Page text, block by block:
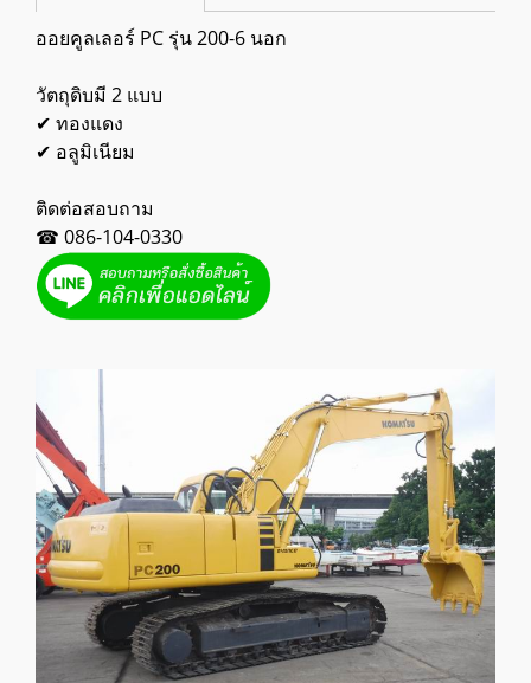
ออยคูลเลอร์ PC รุ่น 200-6 นอก
วัตถุดิบมี 2 แบบ
✔ ทองแดง
✔ อลูมิเนียม
ติดต่อสอบถาม
☎ 086-104-0330